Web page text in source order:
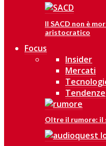
Il SACD non è
aristocratico
Focus
Insider
Mercati
Tendenze
Oltre il rumore: il